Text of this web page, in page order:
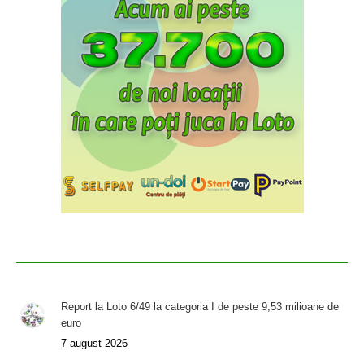
Report la Loto 6/49 la categoria I de peste 9,53 milioane de
euro
7 august 2026